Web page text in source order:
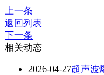
上一条
返回列表
下一条
相关动态
2026-04-27超声波